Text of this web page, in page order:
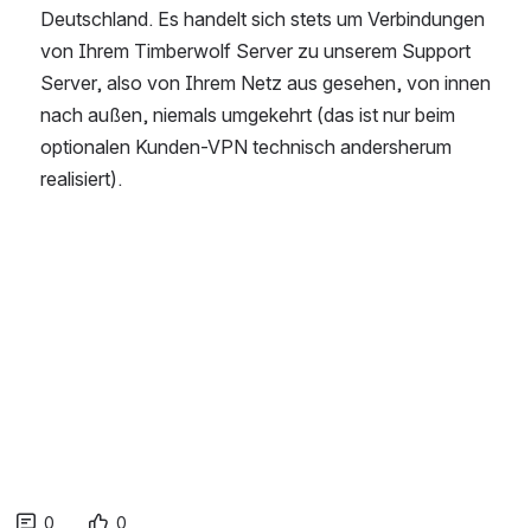
eutschland. Es handelt sich stets um Verbindungen v
on Ihrem Timberwolf Server zu unserem Support S
erver, also von Ihrem Netz aus gesehen, von innen n
ach außen, niemals umgekehrt (das ist nur beim o
ptionalen Kunden-VPN technisch andersherum r
ealisiert).
0 0